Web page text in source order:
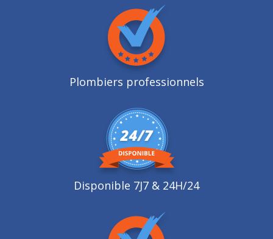
Plombiers professionnels
Disponible 7J7 & 24H/24